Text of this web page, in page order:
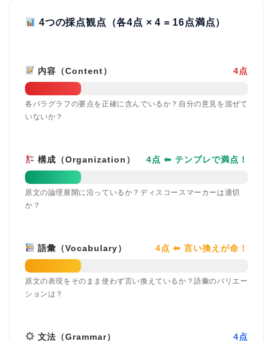
4つの採点観点（各4点 × 4 = 16点満点）
内容（Content） 4点
各パラグラフの要点を正確に含んでいるか？自分の意見を混ぜて
いないか？
構成（Organization） 4点 ⬅ テンプレで満点！
原文の論理展開に沿っているか？ディスコースマーカーは適切
か？
語彙（Vocabulary） 4点 ⬅ 言い換えが命！
原文の表現をそのまま使わず言い換えているか？語彙のバリエー
ションは？
文法（Grammar） 4点